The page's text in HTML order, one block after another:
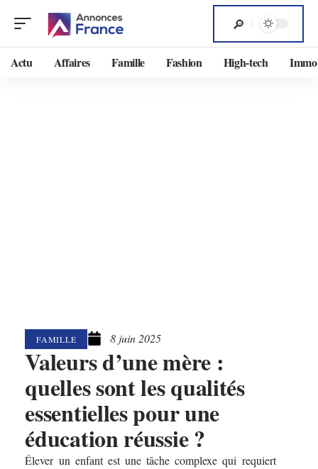
Actu Affaires Famille Fashion High-tech
FAMILLE 8 juin 2025
Valeurs d’une mère :
quelles sont les qualités
essentielles pour une
éducation réussie ?
Élever un enfant est une tâche complexe qui requiert